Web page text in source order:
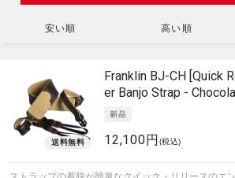
安い順 高い順
Franklin BJ-CH [Quick
er Banjo Strap -
12,100円 (税込)